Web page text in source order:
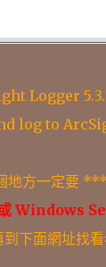
Logger
log to
地方一定要
Windows
到下面網址找